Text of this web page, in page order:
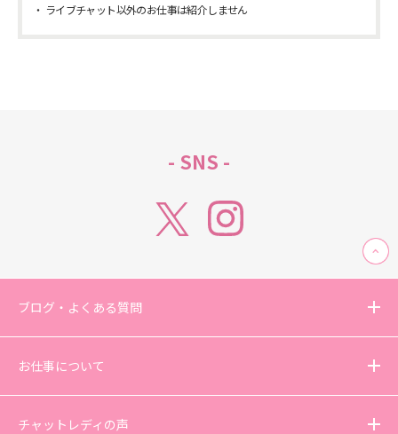
ライブチャット以外のお仕事は紹介しません
- SNS -
ブログ・よくある質問
お仕事について
チャットレディの声